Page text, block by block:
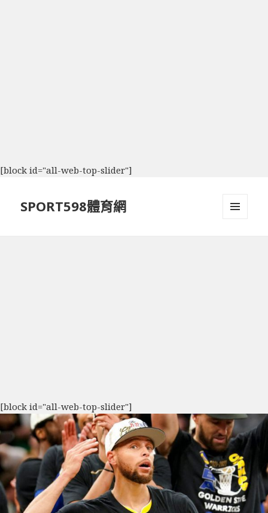
[block id="all-web-top-slider"]
SPORT598體育網
[block id="all-web-top-slider"]